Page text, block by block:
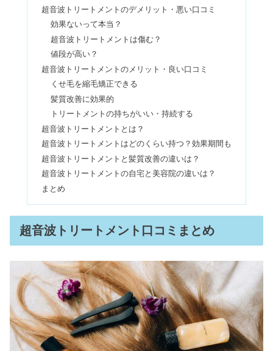
ストロングゼロはやばい？販売中止の
噂＆ストローは危険性が高い？
ジャパンミートはやばい？肉のハナマ
サとの違い＆まずい評判は本当？
アムード（旧パステル）の韓国通販の
口コミ｜安全？届かないは嘘？
つきのせい？危険性は？
い口コミは本当？
よもぎ蒸しの危険性｜効果ない？ホン
マでっかの放送や自宅のデメリット
超音波トリートメントのデメリット・悪い口コミ
効果ないって本当？
超音波トリートメントは傷む？
値段が高い？
超音波トリートメントのメリット・良い口コミ
くせ毛を縮毛矯正できる
髪質改善に効果的
トリートメントの持ちがいい・持続する
超音波トリートメントとは？
超音波トリートメントはどのくらい持つ？効果期間も
超音波トリートメントと髪質改善の違いは？
超音波トリートメントの自宅と美容院の違いは？
まとめ
超音波トリートメント口コミまとめ